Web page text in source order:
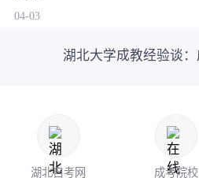
04-03
湖北大学成教经验谈
湖北自考网 成考院校